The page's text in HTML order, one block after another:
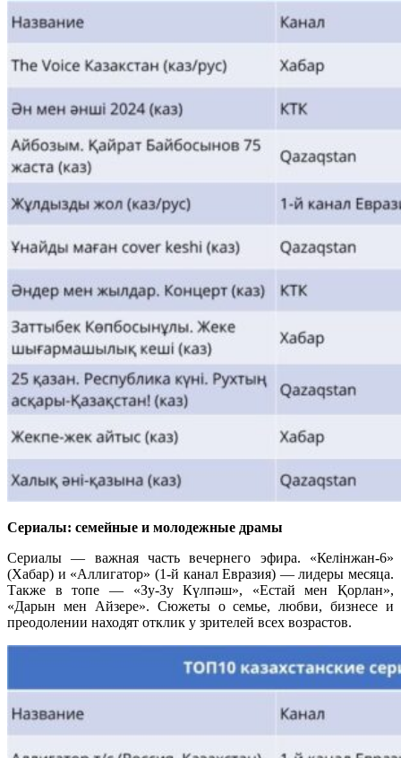
Сериалы: семейные и молодежные драмы
Сериалы — важная часть вечернего эфира. «Келінжан-6»
(Хабар) и «Аллигатор» (1-й канал Евразия) — лидеры месяца.
Также в топе — «Зу-Зу Күлпәш», «Естай мен Қорлан»,
«Дарын мен Айзере». Сюжеты о семье, любви, бизнесе и
преодолении находят отклик у зрителей всех возрастов.